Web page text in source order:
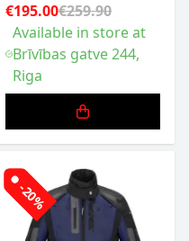
€195.00€259.90
Available in store at
Brīvības gatve 244,
Riga
-20%